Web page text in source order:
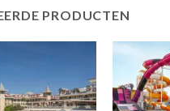
PRODUCTEN